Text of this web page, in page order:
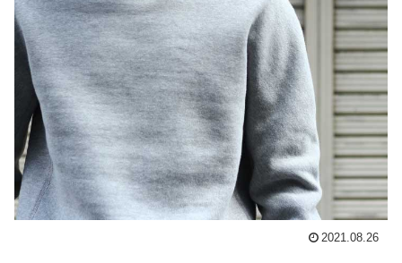
2021.08.26